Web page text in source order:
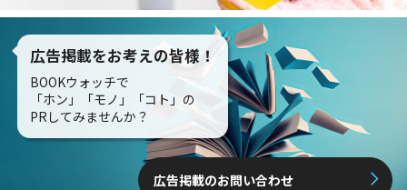
広告掲載をお考えの皆様！
BOOKウォッチで
「ホン」「モノ」「コト」の
PRしてみませんか？
広告掲載のお問い合わせ